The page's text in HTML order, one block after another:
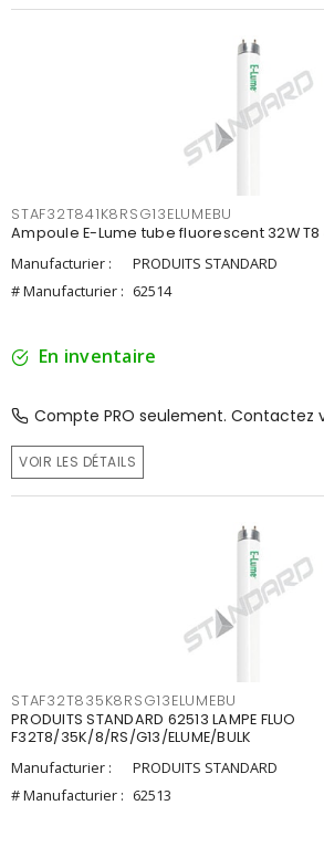
STAF32T841K8RSG13ELUMEBU
Ampoule E-Lume tube fluorescent 32W T8
Manufacturier :
PRODUITS STANDARD
# Manufacturier : 62514
En inventaire
Compte PRO seulement. Contactez
VOIR LES DÉTAILS
STAF32T835K8RSG13ELUMEBU
PRODUITS STANDARD 62513 LAMPE FLUO
F32T8/35K/8/RS/G13/ELUME/BULK
Manufacturier :
PRODUITS STANDARD
# Manufacturier : 62513